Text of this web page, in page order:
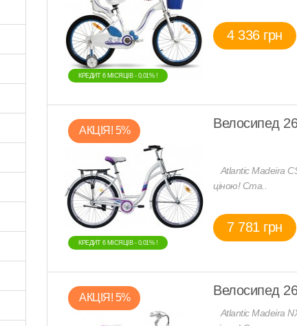
КРЕДИТ 6 МIСЯЦIВ - 0,01% !
4 336 грн
АКЦIЯ! 5%
КРЕДИТ 6 МIСЯЦIВ - 0,01% !
Велосипед
Atlantic Madeira
ціною! Ста..
7 781 грн
АКЦIЯ! 5% Велосипед
Atlantic Madeira